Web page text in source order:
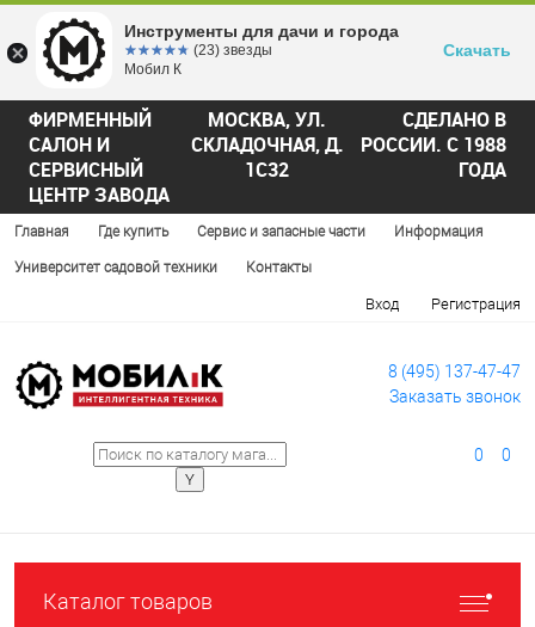
ФИРМЕННЫЙ
САЛОН И
СЕРВИСНЫЙ
ЦЕНТР ЗАВОДА
МОСКВА, УЛ.
СКЛАДОЧНАЯ, Д.
1С32
СДЕЛАНО В
РОССИИ. С 1988
ГОДА
Главная Где купить Сервис и запасные части Информация
Университет садовой техники Контакты
Вход Регистрация
8 (495) 137-47-47
Заказать звонок
0 0
Каталог товаров
Инструменты для дачи и города
☆☆☆☆☆
★★★★★ (23) звезды
Мобил К
Скачать